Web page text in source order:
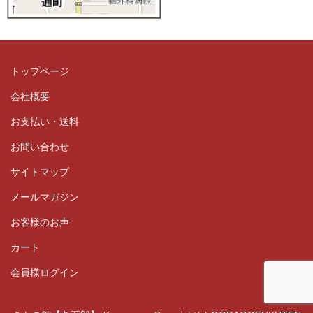
トップページ
会社概要
お支払い・送料
お問い合わせ
サイトマップ
メールマガジン
お客様のお声
カート
会員様ログイン